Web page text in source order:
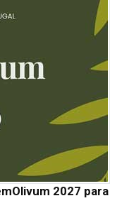
2027 para